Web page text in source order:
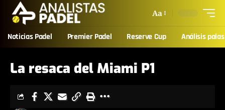
Aa
Noticias Padel Premier Padel Reserve Cup Análisis palas
La resaca del Miami P1